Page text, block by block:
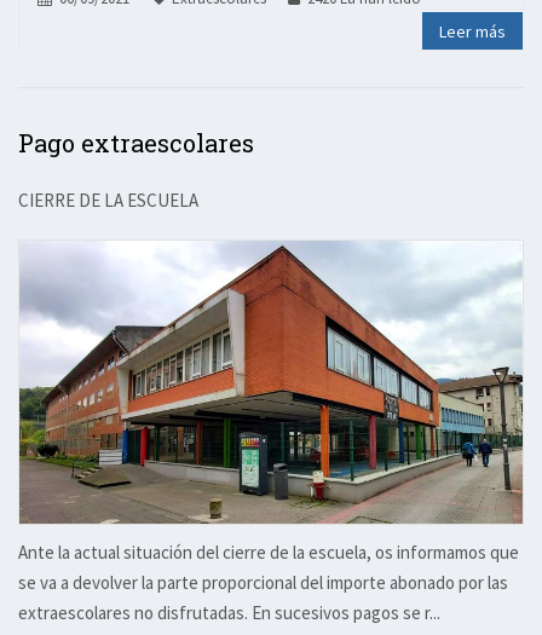
Leer más
Pago extraescolares
CIERRE DE LA ESCUELA
Ante la actual situación del cierre de la escuela, os informamos que
se va a devolver la parte proporcional del importe abonado por las
extraescolares no disfrutadas. En sucesivos pagos se r...